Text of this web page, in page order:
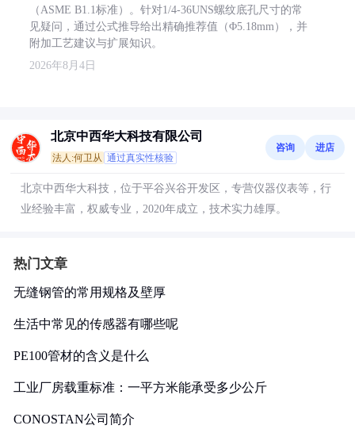
（ASME B1.1标准）。针对1/4-36UNS螺纹底孔尺寸的常
见疑问，通过公式推导给出精确推荐值（Φ5.18mm），并
附加工艺建议与扩展知识。
2026年8月4日
北京中西华大科技有限公司
法人:何卫从 通过真实性核验
咨询 进店
北京中西华大科技，位于平谷兴谷开发区，专营仪器仪表等，行
业经验丰富，权威专业，2020年成立，技术实力雄厚。
热门文章
无缝钢管的常用规格及壁厚
生活中常见的传感器有哪些呢
PE100管材的含义是什么
工业厂房载重标准：一平方米能承受多少公斤
CONOSTAN公司简介